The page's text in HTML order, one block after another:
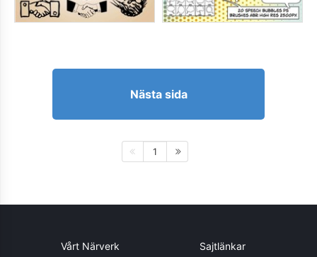
Nästa sida
1
Vårt Närverk Sajtlänkar